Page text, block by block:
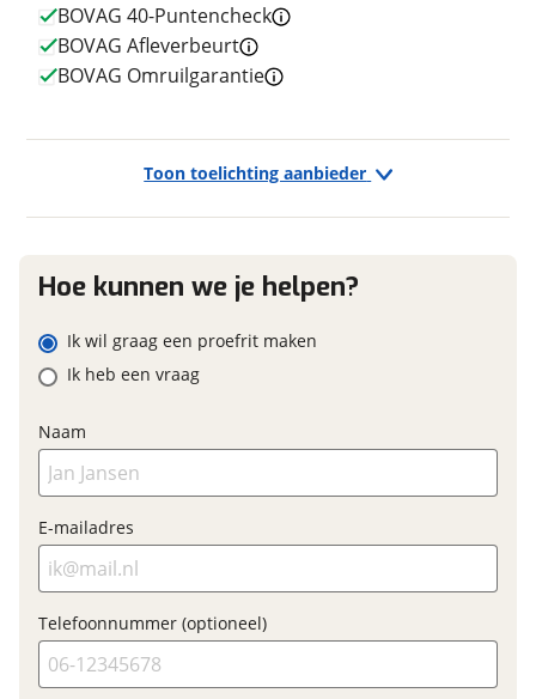
Financieel
Garanties
Toon toelichting aanbieder
BOVAG 40-Puntencheck
BOVAG Afleverbeurt
BOVAG Omruilgarantie
Hoe kunnen we je helpen?
Ik wil graag een proefrit maken
Ik heb een vraag
Naam
E-mailadres
Telefoonnummer (optioneel)